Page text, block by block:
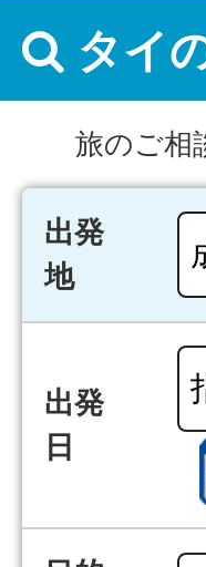
タイ
旅のご相
出発
地
出発
日